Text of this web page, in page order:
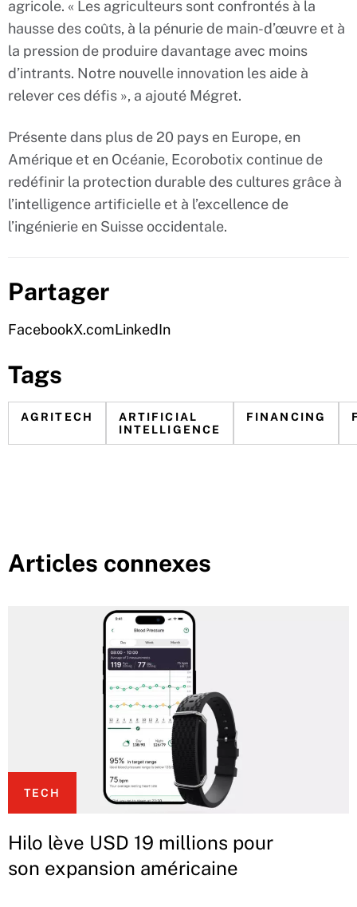
agricole. « Les agriculteurs sont confrontés à la
hausse des coûts, à la pénurie de main-d’œuvre et à
la pression de produire davantage avec moins
d’intrants. Notre nouvelle innovation les aide à
relever ces défis », a ajouté Mégret.
Présente dans plus de 20 pays en Europe, en
Amérique et en Océanie, Ecorobotix continue de
redéfinir la protection durable des cultures grâce à
l’intelligence artificielle et à l’excellence de
l’ingénierie en Suisse occidentale.
Partager
FacebookX.comLinkedIn
Tags
AGRITECH
ARTIFICIAL
INTELLIGENCE
FINANCING
Articles connexes
TECH
Hilo lève USD 19 millions pour
son expansion américaine